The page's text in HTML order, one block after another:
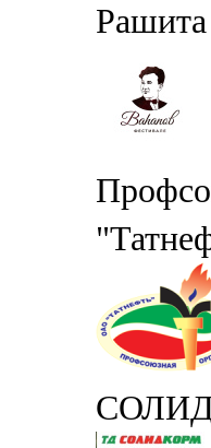
Рашита